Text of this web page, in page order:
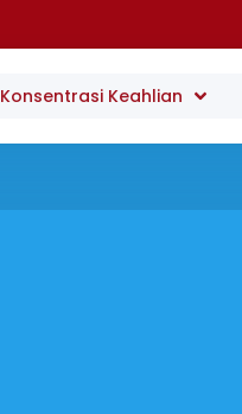
Konsentrasi Keahlian